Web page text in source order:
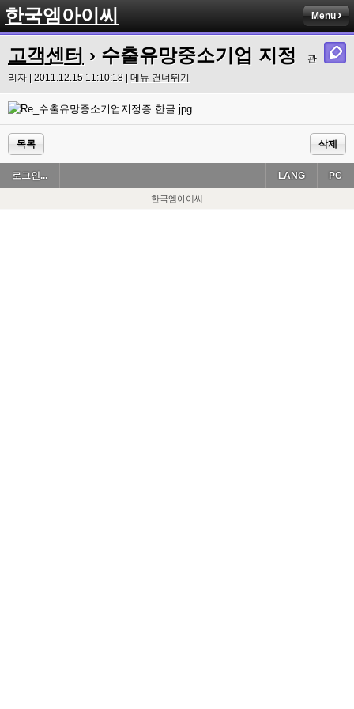
한국엠아이씨 Menu
고객센터 › 수출유망중소기업 지정
관
리자 | 2011.12.15 11:10:18 | 메뉴 건너뛰기
목록 삭제
로그인... PC
LANG
한국엠아이씨